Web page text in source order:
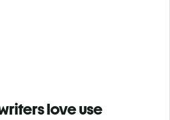
love use